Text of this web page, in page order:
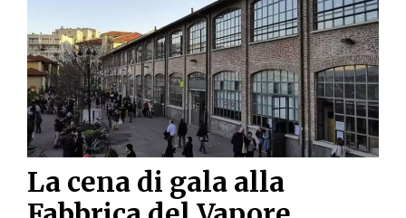
La cena di gala alla